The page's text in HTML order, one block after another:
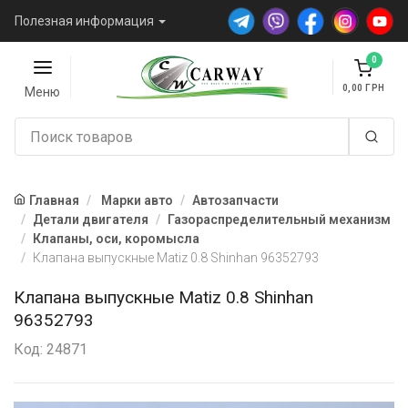
Полезная информация
Меню
0
0,00
Главная Марки авто
Автозапчасти
Детали двигателя
Газораспределительный механизм
Клапаны, оси, коромысла
Клапана выпускные Matiz 0.8 Shinhan 96352793
Клапана выпускные Matiz 0.8 Shinhan
96352793
Код: 24871